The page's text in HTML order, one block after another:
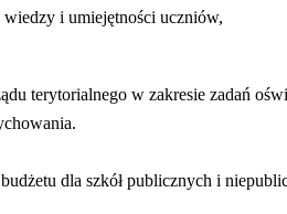
wiedzy i umiejętności uczniów,
terytorialnego w zakresie zadań
dla szkół publicznych i